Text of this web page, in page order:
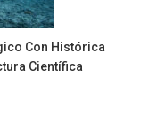
Con Histórica
Científica